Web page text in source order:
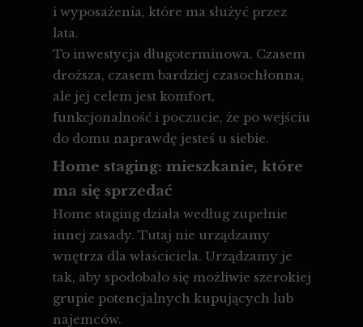
Home staging: mieszkanie, które
ma się sprzedać
Home staging działa według zupełnie
innej zasady. Tutaj nie urządzamy
wnętrza dla właściciela. Urządzamy je
tak, aby spodobało się możliwie szerokiej
grupie potencjalnych kupujących lub
najemców.
i wyposażenia, które ma służyć przez
lata.
To inwestycja długoterminowa. Czasem
droższa, czasem bardziej czasochłonna,
ale jej celem jest komfort,
funkcjonalność i poczucie, że po wejściu
do domu naprawdę jesteś u siebie.